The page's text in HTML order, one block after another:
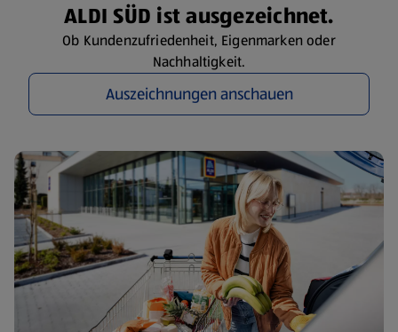
ALDI SÜD ist ausgezeichnet.
Ob Kundenzufriedenheit, Eigenmarken oder
Nachhaltigkeit.
Auszeichnungen anschauen